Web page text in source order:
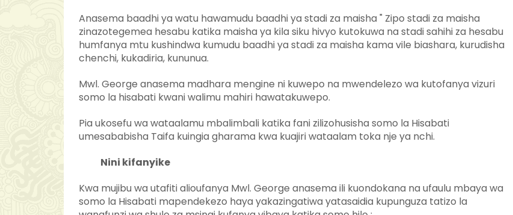
Anasema baadhi ya watu hawamudu baadhi ya stadi za maisha " Zipo stadi za maisha
zinazotegemea hesabu katika maisha ya kila siku hivyo kutokuwa na stadi sahihi za hesabu
humfanya mtu kushindwa kumudu baadhi ya stadi za maisha kama vile biashara, kurudisha
chenchi, kukadiria, kununua.
Mwl. George anasema madhara mengine ni kuwepo na mwendelezo wa kutofanya vizuri
somo la hisabati kwani walimu mahiri hawatakuwepo.
Pia ukosefu wa wataalamu mbalimbali katika fani zilizohusisha somo la Hisabati
umesababisha Taifa kuingia gharama kwa kuajiri wataalam toka nje ya nchi.
Nini kifanyike
Kwa mujibu wa utafiti alioufanya Mwl. George anasema ili kuondokana na ufaulu mbaya wa
somo la Hisabati mapendekezo haya yakazingatiwa yatasaidia kupunguza tatizo la